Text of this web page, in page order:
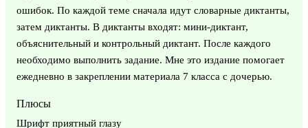
ошибок. По каждой теме сначала идут словарные диктанты,
затем диктанты. В диктанты входят: мини-диктант,
объяснительный и контрольный диктант. После каждого
необходимо выполнить задание. Мне это издание помогает
ежедневно в закреплении материала 7 класса с дочерью.
Плюсы
Шрифт приятный глазу